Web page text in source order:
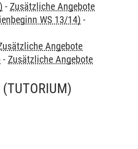
- Zusätzliche Angebote
WS 13/14) -
Angebote
- Zusätzliche Angebote
(TUTORIUM)